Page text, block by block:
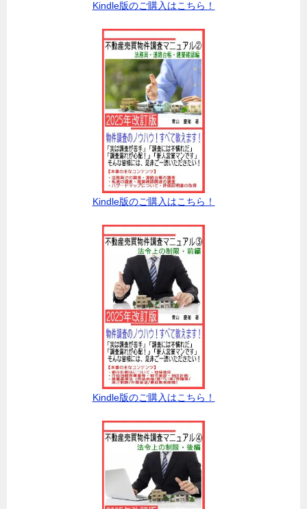
Kindle版のご購入はこちら！
Kindle版のご購入はこちら！
Kindle版のご購入はこちら！